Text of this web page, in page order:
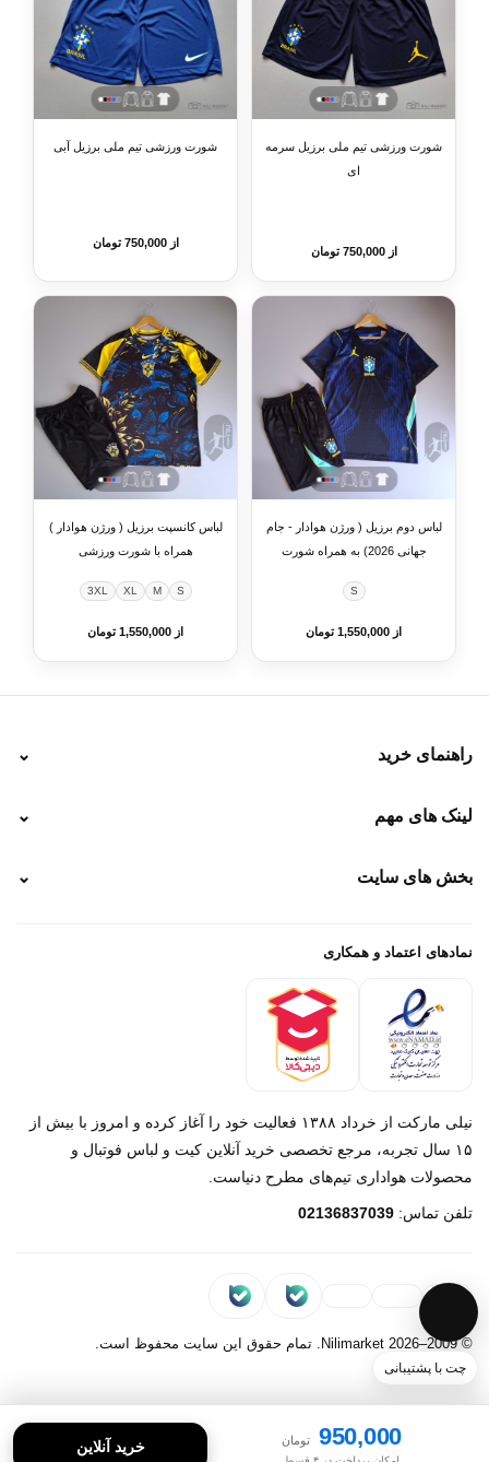
خرید آنلاین 950,000 تومان
شورت ورزشی تیم ملی برزیل سرمه
ای
از 750,000 تومان
شورت ورزشی تیم ملی برزیل آبی
از 750,000 تومان
لباس دوم برزیل ( ورژن هوادار - جام
جهانی 2026) به همراه شورت
S
از 1,550,000 تومان
لباس کانسپت برزیل ( ورژن هوادار )
همراه با شورت ورزشی
S
M
XL
3XL
از 1,550,000 تومان
راهنمای خرید ⌄
نحوه پرداخت
راهنمای سفارش
لینک های مهم ⌄
رهگیری تیپاکس
خرید لباس جدید بارسلونا 2025/2026
بخش های سایت ⌄
پرداخت باز
تماس با ما
نمادهای اعتماد و همکاری
نیلی مارکت از خرداد ۱۳۸۸ فعالیت خود را آغاز کرده و امروز با بیش از
۱۵ سال تجربه، مرجع تخصصی خرید آنلاین کیت و لباس فوتبال و
محصولات هواداری تیم‌های مطرح دنیاست.
تلفن تماس: 02136837039
© 2009–2026 Nilimarket. تمام حقوق این سایت محفوظ است.
چت با پشتیبانی
پشتیبانی روبیکا‌
پشتیبانی بله